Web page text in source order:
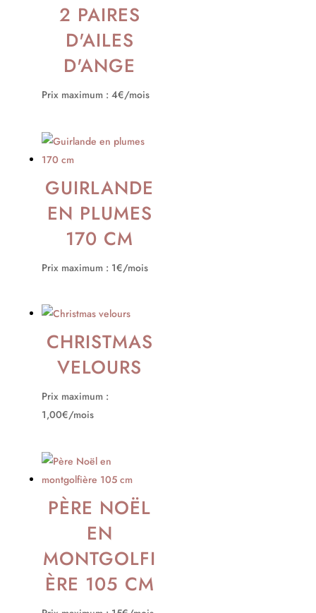
2 PAIRES
D'AILES
D'ANGE
Prix maximum : 4€/mois
GUIRLANDE
EN PLUMES
170 CM
Prix maximum : 1€/mois
CHRISTMAS
VELOURS
Prix maximum :
1,00€/mois
PÈRE NOËL
EN
MONTGOLFI
ÈRE 105 CM